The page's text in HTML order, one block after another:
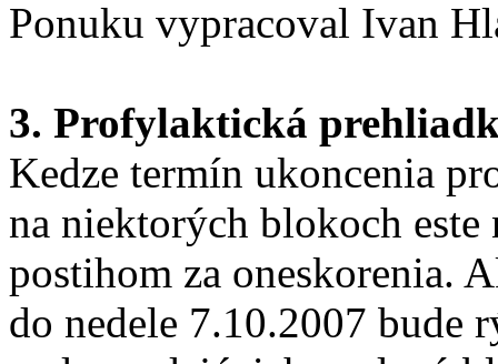
Ponuku vypracoval Ivan
3. Profylaktická
Kedze termín ukoncenia
na niektorých blokoch
postihom za oneskorenia.
do nedele 7.10.2007 bude